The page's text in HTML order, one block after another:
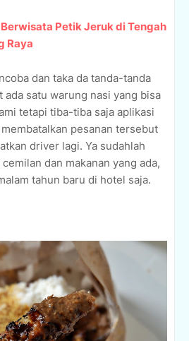
Petik Jeruk di Tengah
Raya
dan taka da tanda-tanda
ada satu warung nasi yang bisa
tetapi tiba-tiba saja aplikasi
pesanan tersebut
driver lagi. Ya sudahlah
dan makanan yang ada,
tahun baru di hotel saja.